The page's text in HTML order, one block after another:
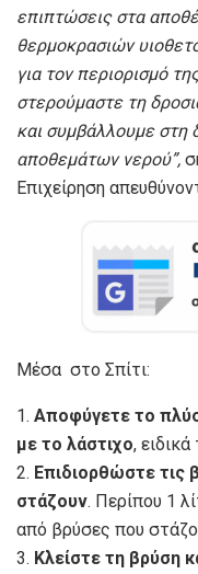
επιπτώσεις στα
θερμοκρασιών
για τον περιορισμό
στερούμαστε τη
και συμβάλλουμε στη
αποθεμάτων νερού”,
Επιχείρηση
Μέσα στο Σπίτι:
1. Αποφύγετε το
με το λάστιχο,
2. Επιδιορθώστε τις
στάζουν. Περίπου 1
από βρύσες που
3. Κλείστε τη βρύση